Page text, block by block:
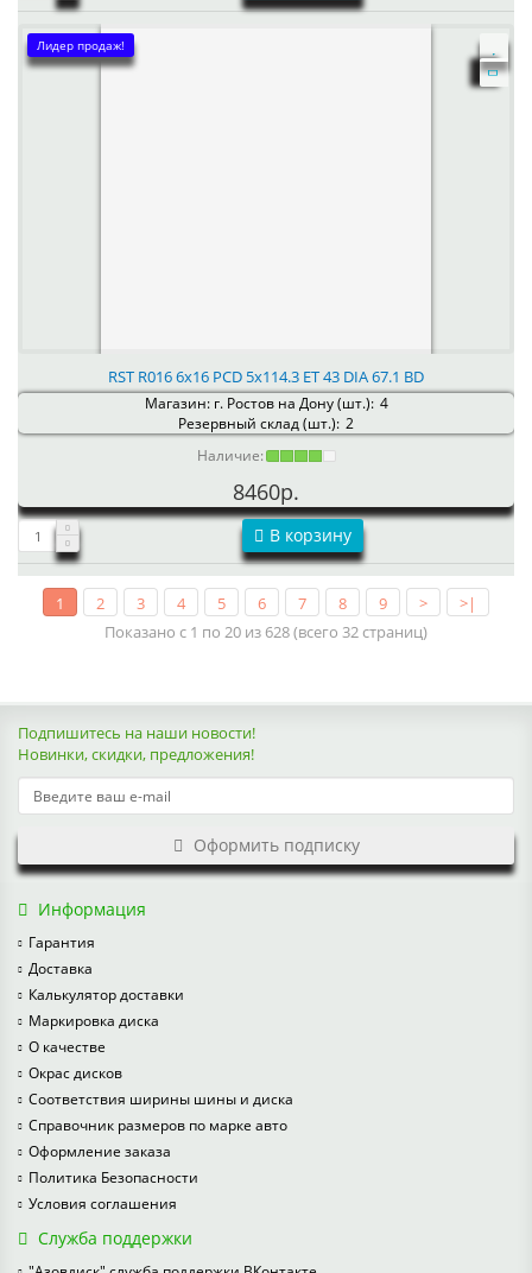
Лидер продаж!
RST R016 6x16 PCD 5x114.3 ET 43 DIA 67.1 BD
Магазин: г. Ростов на Дону (шт.): 4
Резервный склад (шт.): 2
Наличие:
8460р.
В корзину
1 2 3 4 5 6 7 8 9 >
>|
Показано с 1 по 20 из 628 (всего 32 страниц)
Подпишитесь на наши новости!
Новинки, скидки, предложения!
Оформить подписку
Информация
Гарантия
Доставка
Калькулятор доставки
Маркировка диска
О качестве
Окрас дисков
Соответствия ширины шины и диска
Справочник размеров по марке авто
Оформление заказа
Политика Безопасности
Условия соглашения
Служба поддержки